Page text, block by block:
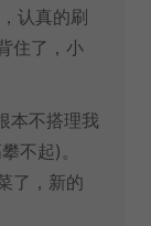
认真的刷
住了，小
本不搭理我
不起)。
了，新的